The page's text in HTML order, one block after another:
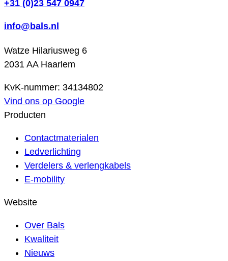
+31 (0)23 547 0947
info@bals.nl
Watze Hilariusweg 6
2031 AA Haarlem
KvK-nummer: 34134802
Vind ons op Google
Producten
Contactmaterialen
Ledverlichting
Verdelers & verlengkabels
E-mobility
Website
Over Bals
Kwaliteit
Nieuws